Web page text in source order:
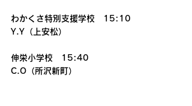
わかくさ特別支援学校　15:10
Y.Y（上安松）
伸栄小学校　15:40
C.O（所沢新町）